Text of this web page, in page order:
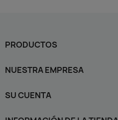
PRODUCTOS
NUESTRA EMPRESA
SU CUENTA